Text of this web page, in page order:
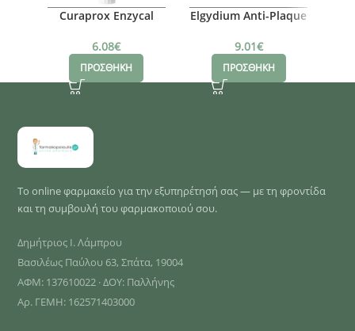
Curaprox Enzycal
6.08€
ΠΡΟΣΘΗΚΗ
Elgydium Anti-Plaque
100ml
9.01€
ΠΡΟΣΘΗΚΗ
Το online φαρμακείο για την εξυπηρέτησή σας — με τη φροντίδα
και τη συμβουλή του φαρμακοποιού σου.
Δημήτριος Ι. Λάμπρου
Βασιλέως Παύλου 63, Σπάτα, 19004
ΑΦΜ: 137610022 · ΔΟΥ: Παλλήνης
Αρ. ΓΕΜΗ: 162571403000